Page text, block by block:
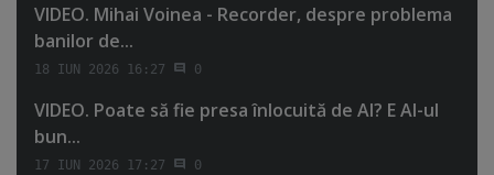
VIDEO. Mihai Voinea - Recorder, despre problema
banilor de...
18 IUN 2026 16:27 0
VIDEO. Poate să fie presa înlocuită de AI? E AI-ul
bun...
17 IUN 2026 17:27 0